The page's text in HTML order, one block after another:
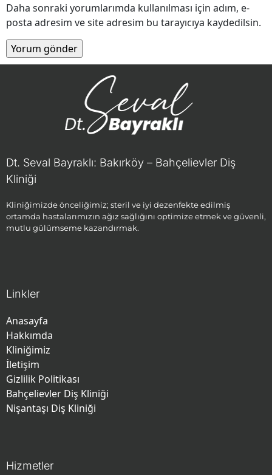
Daha sonraki yorumlarımda kullanılması için adım, e-
posta adresim ve site adresim bu tarayıcıya kaydedilsin.
Dt. Seval Bayraklı: Bakırköy – Bahçelievler Diş
Kliniği
Kliniğimizde önceliğimiz; steril ve iyi dezenfekte edilmiş
ortamda hastalarımızın ağız sağlığını optimize etmek ve güvenli,
mutlu gülümseme kazandırmak.
Linkler
Anasayfa
Hakkımda
Kliniğimiz
İletişim
Gizlilik Politikası
Bahçelievler Diş Kliniği
Nişantaşı Diş Kliniği
Hizmetler